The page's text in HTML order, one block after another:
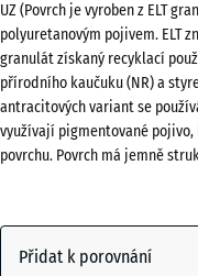
Zobrazit
paletu
barev
Antracit(active)
šedá
UZ (Povrch je vyroben z ELT
polyuretanovým pojivem. ELT
granulát získaný recyklací
přírodního kaučuku (NR) a
antracitových variant se
využívají pigmentované
povrchu. Povrch má jemně
Přidat k porovnání